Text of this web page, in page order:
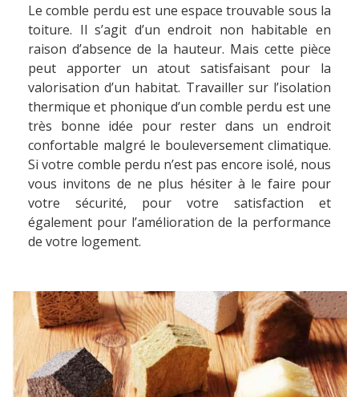
Le comble perdu est une espace trouvable sous la
toiture. Il s’agit d’un endroit non habitable en
raison d’absence de la hauteur. Mais cette pièce
peut apporter un atout satisfaisant pour la
valorisation d’un habitat. Travailler sur l’isolation
thermique et phonique d’un comble perdu est une
très bonne idée pour rester dans un endroit
confortable malgré le bouleversement climatique.
Si votre comble perdu n’est pas encore isolé, nous
vous invitons de ne plus hésiter à le faire pour
votre sécurité, pour votre satisfaction et
également pour l’amélioration de la performance
de votre logement.